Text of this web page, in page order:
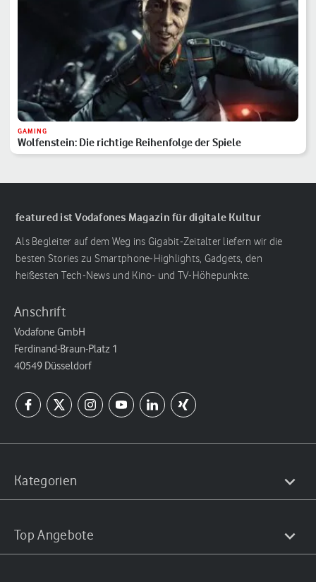
GAMING
Wolfenstein: Die richtige Reihenfolge der Spiele
featured ist Vodafones Magazin für digitale Kultur
Als Begleiter auf dem Weg ins Gigabit-Zeitalter liefern wir die
besten Stories zu Smartphone-Highlights, Gadgets, den
heißesten Tech-News und Kino- und TV-Höhepunkte.
Anschrift
Vodafone GmbH
Ferdinand-Braun-Platz 1
40549 Düsseldorf
Kategorien
Top Angebote